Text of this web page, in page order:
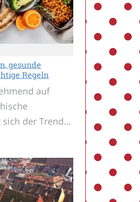
gesunde
Regeln
auf
sich der Trend…